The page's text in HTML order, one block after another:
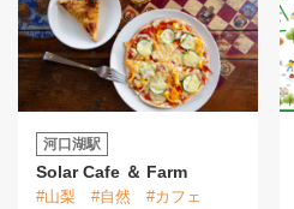
河口湖駅
Solar Cafe ＆ Farm
#山梨 #自然 #カフェ